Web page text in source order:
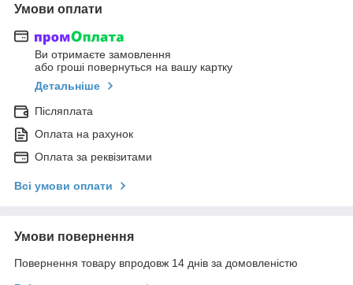
Умови оплати
Ви отримаєте замовлення
або гроші повернуться на вашу картку
Детальніше
Післяплата
Оплата на рахунок
Оплата за реквізитами
Всі умови оплати
Умови повернення
Повернення товару впродовж 14 днів за домовленістю